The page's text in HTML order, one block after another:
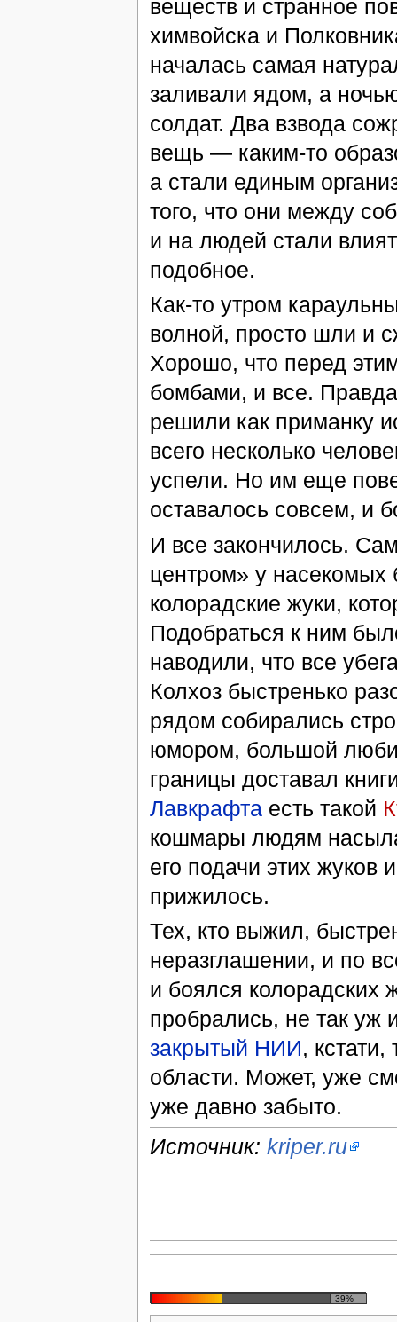
веществ и странное
химвойска и
началась самая
заливали ядом, а
солдат. Два взвода
вещь — каким-то
а стали единым
того, что они между
и на людей стали
подобное.
Как-то утром
волной, просто шли и
Хорошо, что перед
бомбами, и все.
решили как приманку
всего несколько
успели. Но им еще
оставалось совсем, и
И все закончилось.
центром» у
колорадские жуки,
Подобраться к ним
наводили, что все
Колхоз быстренько
рядом собирались
юмором, большой
границы доставал
Лавкрафта есть такой
кошмары людям
его подачи этих жуков
прижилось.
Тех, кто выжил,
неразглашении, и по
и боялся колорадских
пробрались, не так уж
закрытый НИИ,
области. Может, уже
уже давно забыто.
Источник: kriper.ru
39%